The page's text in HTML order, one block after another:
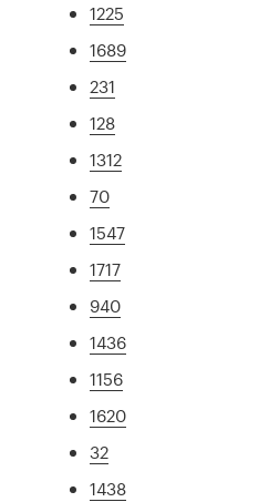
1225
1689
231
128
1312
70
1547
1717
940
1436
1156
1620
32
1438